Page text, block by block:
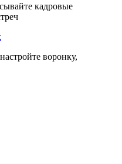
кадровые
воронку,